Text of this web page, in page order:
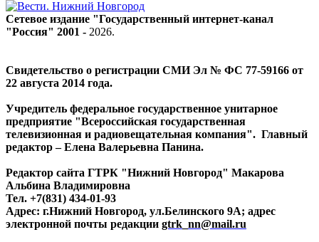
Сетевое издание "Государственный интернет-канал
"Россия" 2001 - 2026.
Свидетельство о регистрации СМИ Эл № ФС 77-59166 от
22 августа 2014 года.
Учредитель федеральное государственное унитарное
предприятие "Всероссийская государственная
телевизионная и радиовещательная компания". Главный
редактор – Елена Валерьевна Панина.
Редактор сайта ГТРК "Нижний Новгород" Макарова
Альбина Владимировна
Тел. +7(831) 434-01-93
Адрес: г.Нижний Новгород, ул.Белинского 9А; адрес
электронной почты редакции gtrk_nn@mail.ru